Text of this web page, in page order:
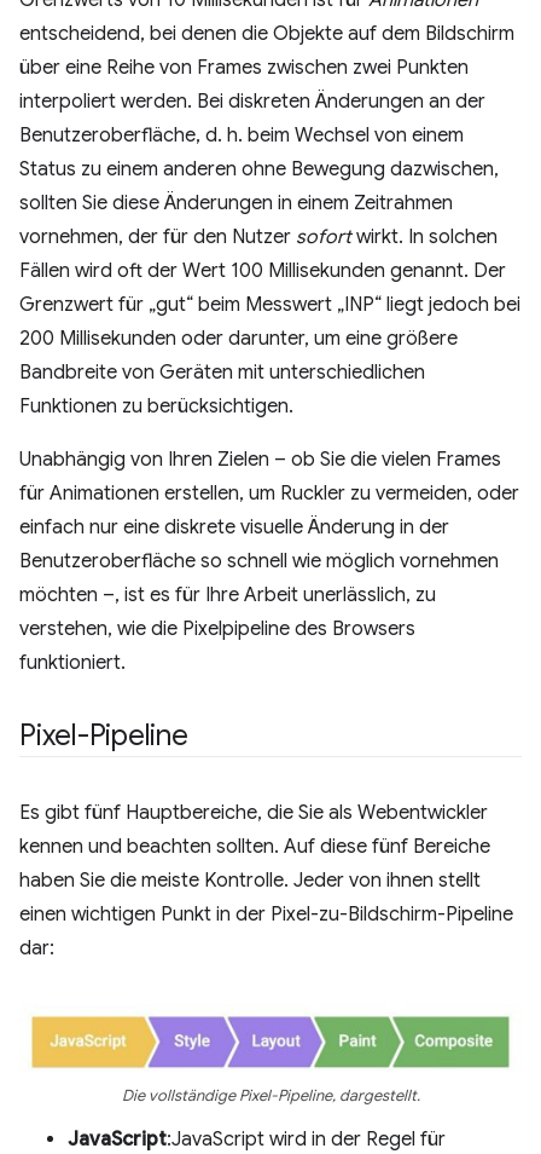
entscheidend, bei denen die Objekte auf dem Bildschirm
über eine Reihe von Frames zwischen zwei Punkten
interpoliert werden. Bei diskreten Änderungen an der
Benutzeroberfläche, d. h. beim Wechsel von einem
Status zu einem anderen ohne Bewegung dazwischen,
sollten Sie diese Änderungen in einem Zeitrahmen
vornehmen, der für den Nutzer sofortwirkt. In solchen
Fällen wird oft der Wert 100 Millisekunden genannt. Der
Grenzwert für „gut“ beim Messwert „INP“ liegt jedoch bei
200 Millisekunden oder darunter, um eine größere
Bandbreite von Geräten mit unterschiedlichen
Funktionen zu berücksichtigen.
Unabhängig von Ihren Zielen – ob Sie die vielen Frames
für Animationen erstellen, um Ruckler zu vermeiden, oder
einfach nur eine diskrete visuelle Änderung in der
Benutzeroberfläche so schnell wie möglich vornehmen
möchten –, ist es für Ihre Arbeit unerlässlich, zu
verstehen, wie die Pixelpipeline des Browsers
funktioniert.
Pixel-Pipeline
Es gibt fünf Hauptbereiche, die Sie als Webentwickler
kennen und beachten sollten. Auf diese fünf Bereiche
haben Sie die meiste Kontrolle. Jeder von ihnen stellt
einen wichtigen Punkt in der Pixel-zu-Bildschirm-Pipeline
dar:
Die vollständige Pixel-Pipeline, dargestellt.
JavaScript:JavaScript wird in der Regel für